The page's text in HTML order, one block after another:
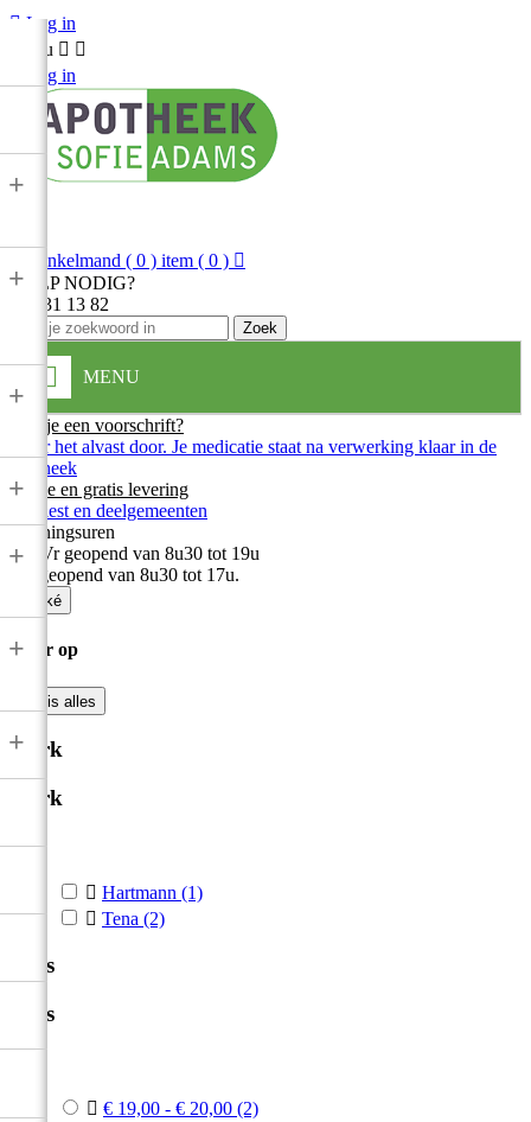
 Log in
Menu  
Log in
Winkelmand ( 0 ) item ( 0 ) 
HULP NODIG?
013 31 13 82
Zoek
MENU
+
+
+
+
+
+
+
Heb je een voorschrift?
Stuur het alvast door. Je medicatie staat na verwerking klaar in de
apotheek
Snelle en gratis levering
In Diest en deelgemeenten
Openingsuren
Ma-Vr geopend van 8u30 tot 19u
Zat geopend van 8u30 tot 17u.
Oké
Filter op
Wis alles
Merk
Merk
 
 Hartmann (1)
 Tena (2)
Prijs
Prijs
 € 19,00 - € 20,00 (2)